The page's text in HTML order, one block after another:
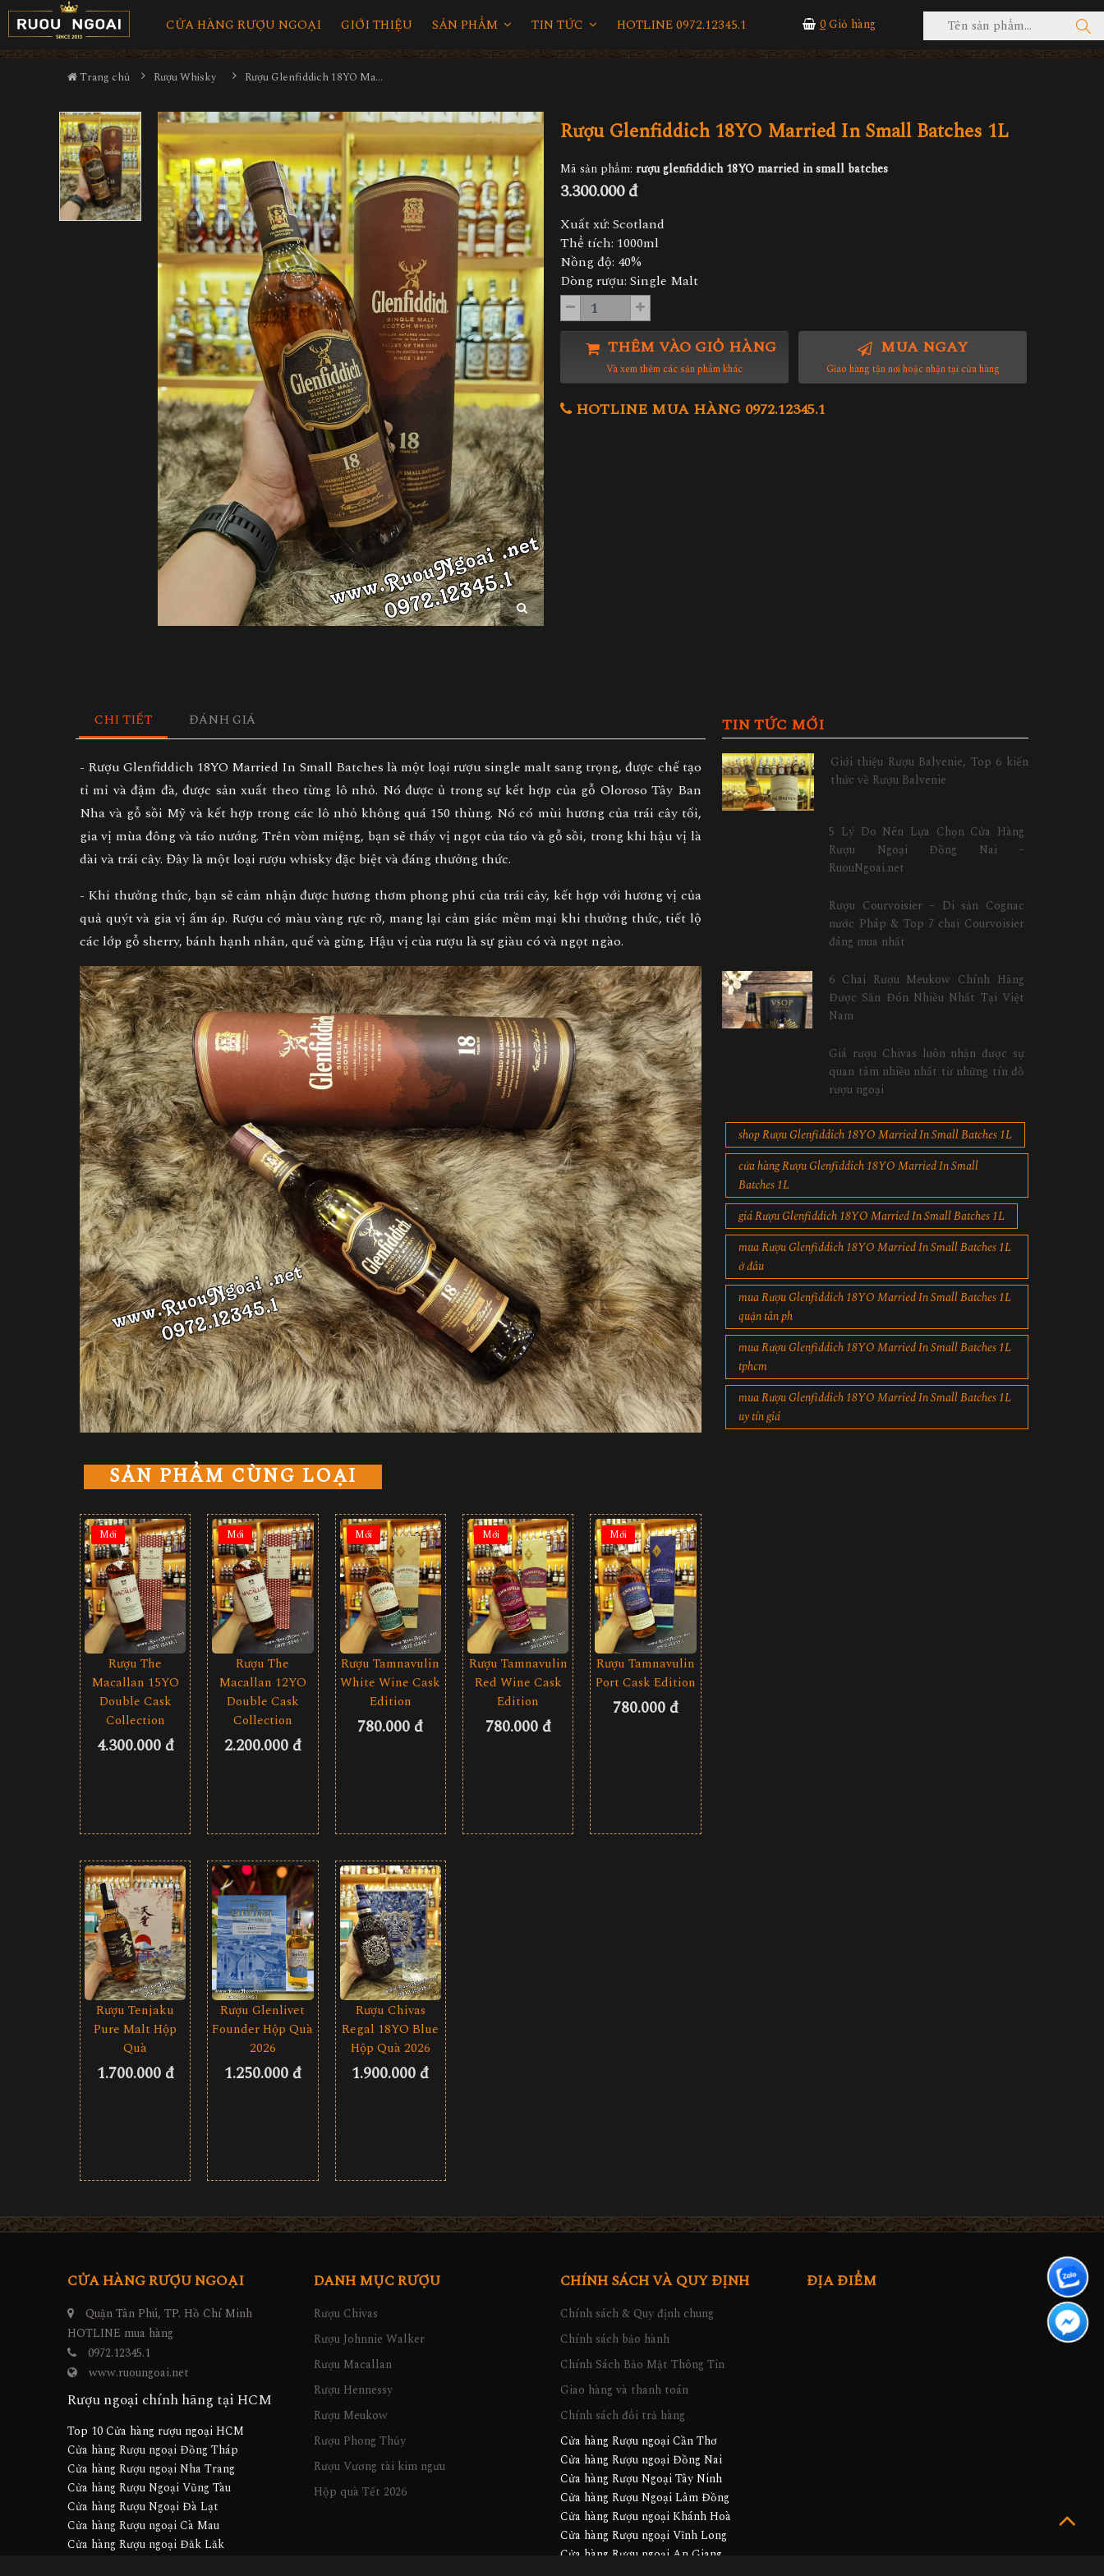
CỬA HÀNG RƯỢU NGOẠI GIỚI THIỆU SẢN PHẨM TIN TỨC HOTLINE 0972.12345.1 0Giỏ hàng
Trang chủ Rượu Whisky Rượu Glenfiddich 18YO Married In Small Batches 1L
Rượu Glenfiddich 18YO Married In Small Batches 1L
Mã sản phẩm: rượu glenfiddich 18YO married in small batches
3.300.000 đ
Xuất xứ: Scotland
Thể tích: 1000ml
Nồng độ: 40%
Dòng rượu: Single Malt
THÊM VÀO GIỎ HÀNG
Và xem thêm các sản phẩm khác
MUA NGAY
Giao hàng tận nơi hoặc nhận tại cửa hàng
HOTLINE MUA HÀNG 0972.12345.1
CHI TIẾT ĐÁNH GIÁ
- Rượu Glenfiddich 18YO Married In Small Batches là một loại rượu single malt sang trọng, được chế tạo
tỉ mỉ và đậm đà, được sản xuất theo từng lô nhỏ. Nó được ủ trong sự kết hợp của gỗ Oloroso Tây Ban
Nha và gỗ sồi Mỹ và kết hợp trong các lô nhỏ không quá 150 thùng. Nó có mùi hương của trái cây tối,
gia vị mùa đông và táo nướng. Trên vòm miệng, bạn sẽ thấy vị ngọt của táo và gỗ sồi, trong khi hậu vị là
dài và trái cây. Đây là một loại rượu whisky đặc biệt và đáng thưởng thức.
- Khi thưởng thức, bạn sẽ cảm nhận được hương thơm phong phú của trái cây, kết hợp với hương vị của
quả quýt và gia vị ấm áp. Rượu có màu vàng rực rỡ, mang lại cảm giác mềm mại khi thưởng thức, tiết lộ
các lớp gỗ sherry, bánh hạnh nhân, quế và gừng. Hậu vị của rượu là sự giàu có và ngọt ngào.
SẢN PHẨM CÙNG LOẠI
Mới
Rượu The
Macallan 15YO
Double Cask
Collection
4.300.000 đ
Mới
Rượu The
Macallan 12YO
Double Cask
Collection
2.200.000 đ
Mới
Rượu Tamnavulin
White Wine Cask
Edition
780.000 đ
Mới
Rượu Tamnavulin
Red Wine Cask
Edition
780.000 đ
Mới
Rượu Tamnavulin
Port Cask Edition
780.000 đ
Rượu Tenjaku
Pure Malt Hộp
Quà
1.700.000 đ
Rượu Glenlivet
Founder Hộp Quà
2026
1.250.000 đ
Rượu Chivas
Regal 18YO Blue
Hộp Quà 2026
1.900.000 đ
TIN TỨC MỚI
Giới thiệu Rượu Balvenie, Top 6 kiến
thức về Rượu Balvenie
5 Lý Do Nên Lựa Chọn Cửa Hàng
Rượu Ngoại Đồng Nai –
RuouNgoai.net
Rượu Courvoisier – Di sản Cognac
nước Pháp & Top 7 chai Courvoisier
đáng mua nhất
6 Chai Rượu Meukow Chính Hãng
Được Săn Đón Nhiều Nhất Tại Việt
Nam
Giá rượu Chivas luôn nhận được sự
quan tâm nhiều nhất từ những tín đồ
rượu ngoại
shop Rượu Glenfiddich 18YO Married In Small Batches 1L
cửa hàng Rượu Glenfiddich 18YO Married In Small
Batches 1L
giá Rượu Glenfiddich 18YO Married In Small Batches 1L
mua Rượu Glenfiddich 18YO Married In Small Batches 1L
ở đâu
mua Rượu Glenfiddich 18YO Married In Small Batches 1L
quận tân ph
mua Rượu Glenfiddich 18YO Married In Small Batches 1L
tphcm
mua Rượu Glenfiddich 18YO Married In Small Batches 1L
uy tín giá
CỬA HÀNG RƯỢU NGOẠI
Quận Tân Phú, TP. Hồ Chí Minh
HOTLINE mua hàng
0972.12345.1
www.ruoungoai.net
Rượu ngoại chính hãng tại HCM
Top 10 Cửa hàng rượu ngoại HCM
Cửa hàng Rượu ngoại Đồng Tháp
Cửa hàng Rượu ngoại Nha Trang
Cửa hàng Rượu Ngoại Vũng Tàu
Cửa hàng Rượu Ngoại Đà Lạt
Cửa hàng Rượu ngoại Cà Mau
Cửa hàng Rượu ngoại Đăk Lăk
DANH MỤC RƯỢU
Rượu Chivas
Rượu Johnnie Walker
Rượu Macallan
Rượu Hennessy
Rượu Meukow
Rượu Phong Thủy
Rượu Vương tài kim ngưu
Hộp quà Tết 2026
CHÍNH SÁCH VÀ QUY ĐỊNH
Chính sách & Quy định chung
Chính sách bảo hành
Chính Sách Bảo Mật Thông Tin
Giao hàng và thanh toán
Chính sách đổi trả hàng
Cửa hàng Rượu ngoại Cần Thơ
Cửa hàng Rượu ngoại Đồng Nai
Cửa hàng Rượu Ngoại Tây Ninh
Cửa hàng Rượu Ngoại Lâm Đồng
Cửa hàng Rượu ngoại Khánh Hoà
Cửa hàng Rượu ngoại Vĩnh Long
Cửa hàng Rượu ngoại An Giang
ĐỊA ĐIỂM